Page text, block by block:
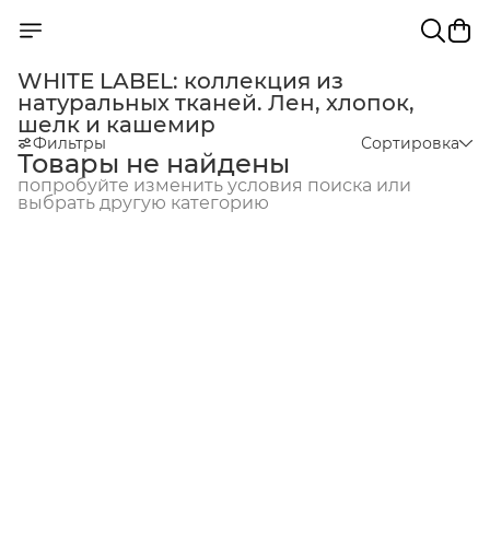
WHITE LABEL: коллекция из
натуральных тканей. Лен, хлопок,
шелк и кашемир
Фильтры Сортировка
Товары не найдены
попробуйте изменить условия поиска или
выбрать другую категорию